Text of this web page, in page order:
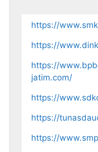
https://
https://
https://
jatim.com/
https://
https://
https://